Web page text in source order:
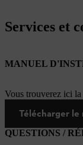
Services et
MANUEL
Vous trouverez ici
Télécharger le
QUESTIONS /